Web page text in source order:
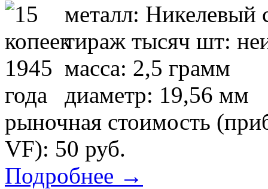
металл: Никелевый
тираж тысяч шт:
масса: 2,5 грамм
диаметр: 19,56 мм
рыночная стоимость
VF): 50 руб.
Подробнее →